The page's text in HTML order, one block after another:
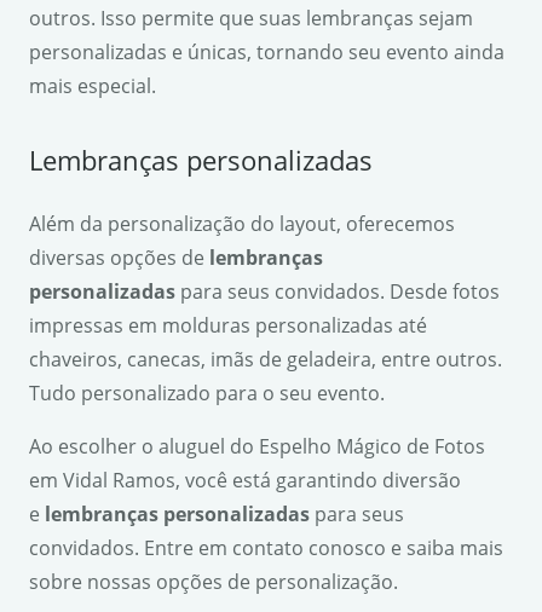
outros. Isso permite que suas lembranças sejam
personalizadas e únicas, tornando seu evento ainda
mais especial.
Lembranças personalizadas
Além da personalização do layout, oferecemos
diversas opções de lembranças
personalizadas para seus convidados. Desde fotos
impressas em molduras personalizadas até
chaveiros, canecas, imãs de geladeira, entre outros.
Tudo personalizado para o seu evento.
Ao escolher o aluguel do Espelho Mágico de Fotos
em Vidal Ramos, você está garantindo diversão
e lembranças personalizadas para seus
convidados. Entre em contato conosco e saiba mais
sobre nossas opções de personalização.